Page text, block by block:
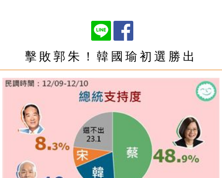
擊敗郭朱！韓國瑜初選勝出